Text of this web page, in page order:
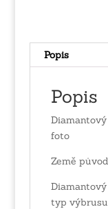
Popis
Popis
foto
Země
typ